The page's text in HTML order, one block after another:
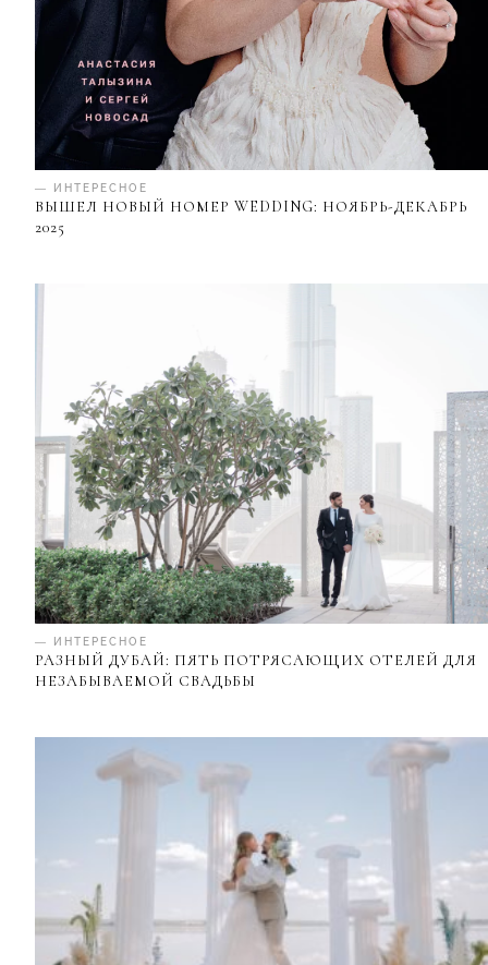
— ИНТЕРЕСНОЕ
ВЫШЕЛ НОВЫЙ НОМЕР WEDDING: НОЯБРЬ-ДЕКАБРЬ
2025
— ИНТЕРЕСНОЕ
РАЗНЫЙ ДУБАЙ: ПЯТЬ ПОТРЯСАЮЩИХ ОТЕЛЕЙ ДЛЯ
НЕЗАБЫВАЕМОЙ СВАДЬБЫ